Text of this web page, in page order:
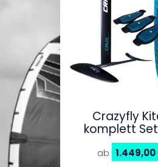
Crazyfly
komplett Set
Board,
ab